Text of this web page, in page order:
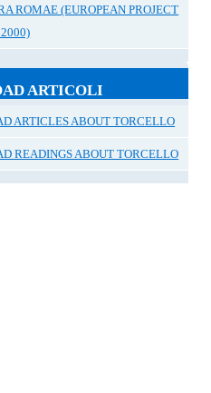
ROMAE (EUROPEAN PROJECT
ARTICOLI
ARTICLES ABOUT TORCELLO
READINGS ABOUT TORCELLO